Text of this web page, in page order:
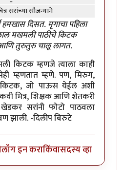
सरांच्या सौजन्याने
दिसत. मृगाचा पहिला
मखमली पाठीचे किटक
तुरुतुरु चालू लागत.
किटक म्हणजे त्याला काही
म्हणतात म्हणे. पण, मिरुग,
जो पाऊस येईल अशी
मित्र, शिक्षक आणि शेतकरी
सरांनी फोटो पाठवला
झाली. -दिलीप बिरुटे
लॉग इन कराकिंवासदस्य व्हा